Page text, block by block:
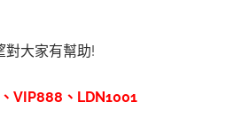
對大家有幫助!
VIP888、LDN1001